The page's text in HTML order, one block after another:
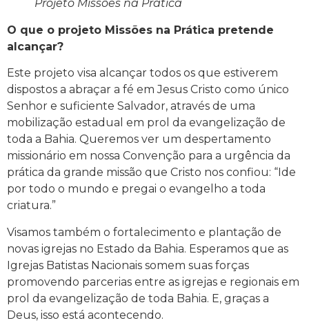
Projeto Missões na Prática
O que o projeto Missões na Prática pretende
alcançar?
Este projeto visa alcançar todos os que estiverem
dispostos a abraçar a fé em Jesus Cristo como único
Senhor e suficiente Salvador, através de uma
mobilização estadual em prol da evangelização de
toda a Bahia. Queremos ver um despertamento
missionário em nossa Convenção para a urgência da
prática da grande missão que Cristo nos confiou: “Ide
por todo o mundo e pregai o evangelho a toda
criatura.”
Visamos também o fortalecimento e plantação de
novas igrejas no Estado da Bahia. Esperamos que as
Igrejas Batistas Nacionais somem suas forças
promovendo parcerias entre as igrejas e regionais em
prol da evangelização de toda Bahia. E, graças a
Deus, isso está acontecendo.